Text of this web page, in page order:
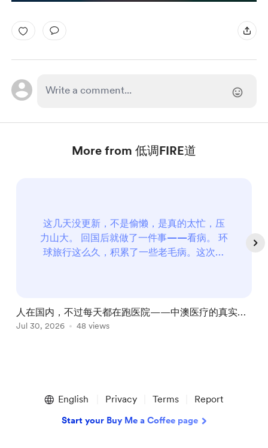
More from 低调FIRE道
这几天没更新，不是偷懒，是真的太忙，压
力山大。 回国后就做了一件事——看病。 环
球旅行这么久，积累了一些老毛病。这次回
指反复受到挤压，形成积液，破了之后长
人在国内，不过每天都在跑医院——中澳医疗的真实体
验对比，顺便请大家帮我出出主意
Jul 30, 2026 48 views
English Privacy Terms Report
Start your Buy Me a Coffee page